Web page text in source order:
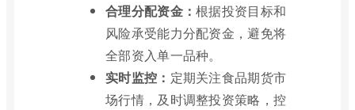
合理分配资金：根据投资目标和
风险承受能力分配资金，避免将
全部资入单一品种。
实时监控： 定期关注食品期货市
场行情，及时调整投资策略，控